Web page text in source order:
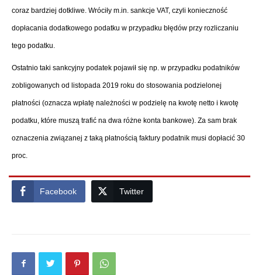
coraz bardziej dotkliwe. Wróciły m.in. sankcje VAT, czyli konieczność
dopłacania dodatkowego podatku w przypadku błędów przy rozliczaniu
tego podatku.
Ostatnio taki sankcyjny podatek pojawił się np. w przypadku podatników
zobligowanych od listopada 2019 roku do stosowania podzielonej
płatności (oznacza wpłatę należności w podzielę na kwotę netto i kwotę
podatku, które muszą trafić na dwa różne konta bankowe). Za sam brak
oznaczenia związanej z taką płatnością faktury podatnik musi dopłacić 30
proc.
Facebook Twitter